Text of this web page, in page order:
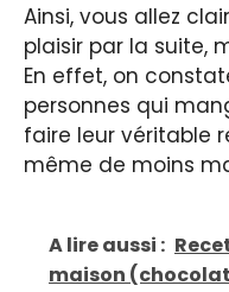
Ainsi, vous allez
plaisir par la suite,
En effet, on
personnes qui
faire leur véritable
même de moins
A lire aussi :
maison